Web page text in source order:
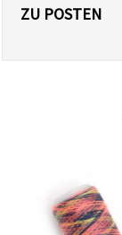
ZU POSTEN